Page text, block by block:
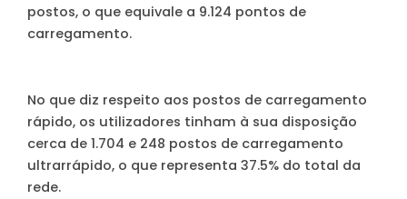
postos, o que equivale a 9.124 pontos de
carregamento.
No que diz respeito aos postos de carregamento
rápido, os utilizadores tinham à sua disposição
cerca de 1.704 e 248 postos de carregamento
ultrarrápido, o que representa 37.5% do total da
rede.